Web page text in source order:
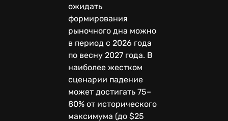
ожидать
формирования
рыночного дна можно
в период с 2026 года
по весну 2027 года. В
наиболее жестком
сценарии падение
может достигать 75–
80% от исторического
максимума (до $25